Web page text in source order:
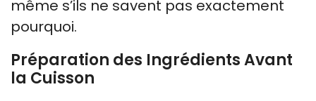
même s’ils ne savent pas exactement
pourquoi.
Préparation des Ingrédients Avant
la Cuisson